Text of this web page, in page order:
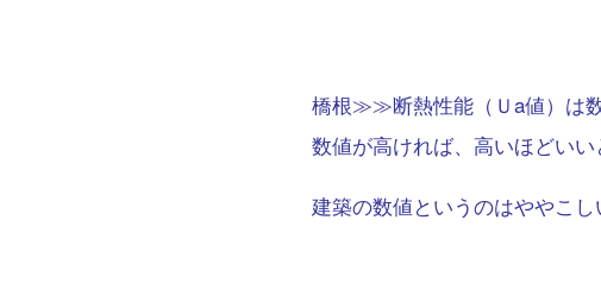
橋根≫≫断熱性能（Ｕa値）は数
数値が高ければ、高いほどいい
建築の数値というのはややこ